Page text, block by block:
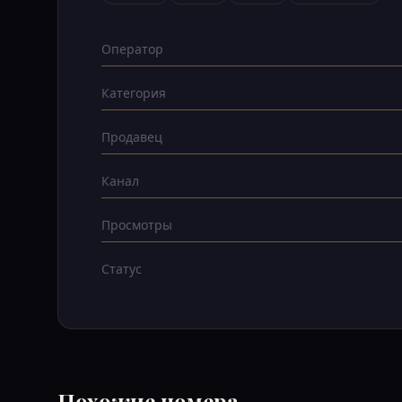
Оператор
Категория
Продавец
Канал
Просмотры
Статус